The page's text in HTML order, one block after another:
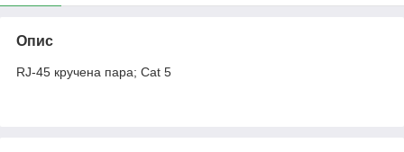
Опис
RJ-45 кручена пара; Cat 5